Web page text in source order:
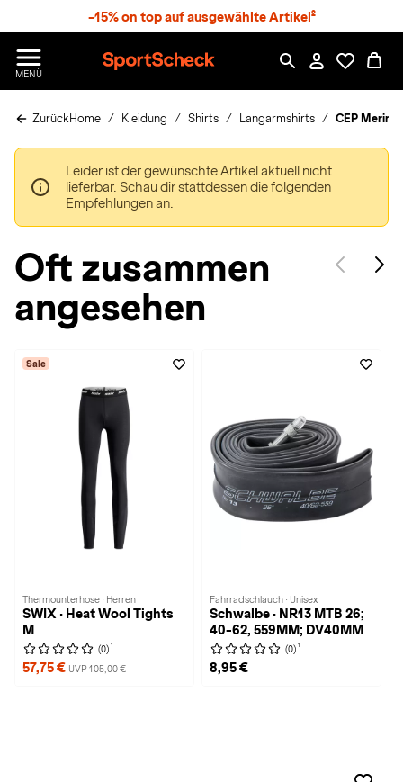
-15% on top auf ausgewählte Artikel²
MENÜ
p
r
c
h
e
ZurückHome Kleidung Shirts Langarmshirts CEP Merino
Leider ist der gewünschte Artikel aktuell nicht
lieferbar. Schau dir stattdessen die folgenden
Empfehlungen an.
Oft zusammen
angesehen
Sale
Thermounterhose · Herren
SWIX · Heat Wool Tights
M
(0) 1
57,75 € UVP 105,00 €
Fahrradschlauch · Unisex
Schwalbe · NR13 MTB 26;
40-62, 559MM; DV40MM
(0) 1
8,95 €